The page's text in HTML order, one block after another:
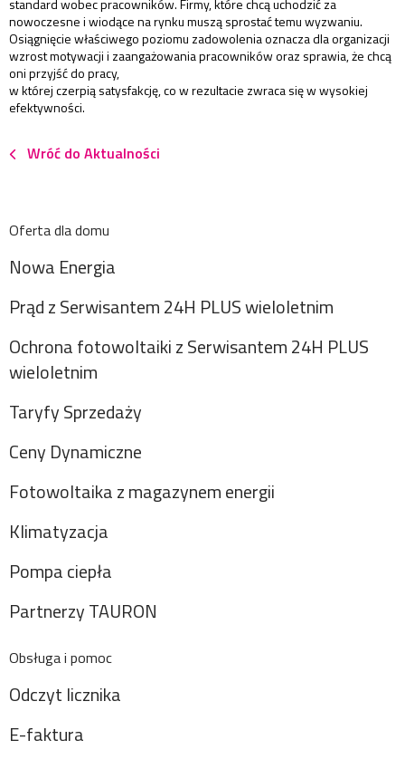
standard wobec pracowników. Firmy, które chcą uchodzić za
nowoczesne i wiodące na rynku muszą sprostać temu wyzwaniu.
Osiągnięcie właściwego poziomu zadowolenia oznacza dla organizacji
wzrost motywacji i zaangażowania pracowników oraz sprawia, że chcą
oni przyjść do pracy,
w której czerpią satysfakcję, co w rezultacie zwraca się w wysokiej
efektywności.
Wróć do Aktualności
Oferta dla domu
Nowa Energia
Prąd z Serwisantem 24H PLUS wieloletnim
Ochrona fotowoltaiki z Serwisantem 24H PLUS
wieloletnim
Taryfy Sprzedaży
Ceny Dynamiczne
Fotowoltaika z magazynem energii
Klimatyzacja
Pompa ciepła
Partnerzy TAURON
Obsługa i pomoc
Odczyt licznika
E-faktura